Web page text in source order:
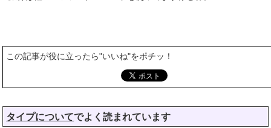
この記事が役に立ったら"いいね"をポチッ！
タイプについてでよく読まれています